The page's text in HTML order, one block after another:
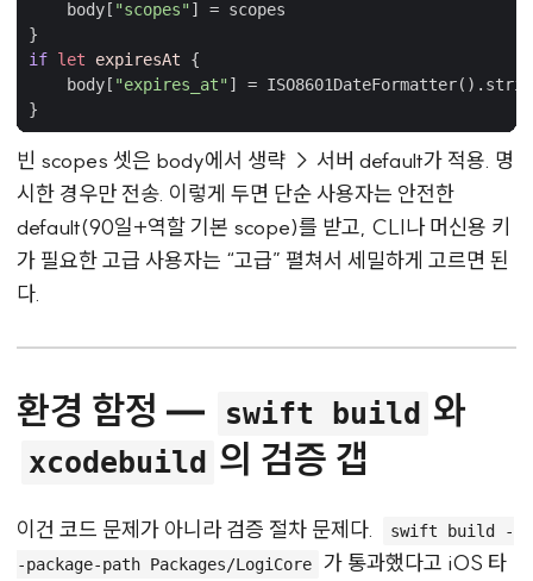
body [ "scopes"] = scopes
}
if let expiresAt
{
body [ "expires_at"] = ISO8601DateFormatter().
}
빈 scopes 셋은 body에서 생략 → 서버 default가 적용. 명
시한 경우만 전송. 이렇게 두면 단순 사용자는 안전한
default(90일+역할 기본 scope)를 받고, CLI나 머신용 키
가 필요한 고급 사용자는 “고급” 펼쳐서 세밀하게 고르면 된
다.
환경 함정 — swift build 와
xcodebuild 의 검증 갭
이건 코드 문제가 아니라 검증 절차 문제다.
swift build -
-package-path Packages/LogiCore
가 통과했다고 iOS 타